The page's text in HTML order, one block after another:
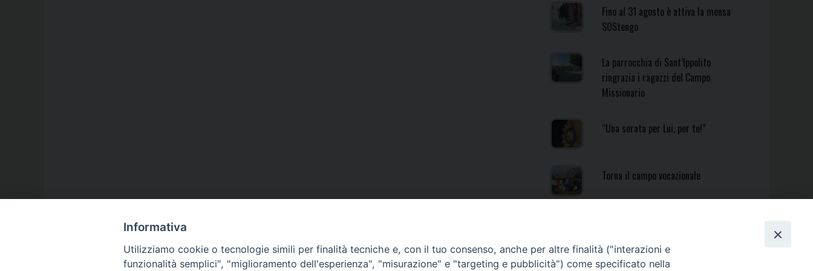
Fino al 31 agosto è attiva la mensa
SOStengo
La parrocchia di Sant’Ippolito
ringrazia i ragazzi del Campo
Missionario
“Una serata per Lui, per te!”
Torna il campo vocazionale
Informativa
Utilizziamo cookie o tecnologie simili per finalità tecniche e, con il tuo consenso, anche per altre finalità ("interazioni e
funzionalità semplici", "miglioramento dell'esperienza", "misurazione" e "targeting e pubblicità") come specificato nella